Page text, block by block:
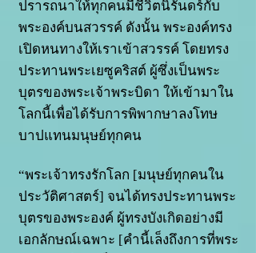
ปรารถนาให้ทุกคนมีชีวิตนิรันดร์กับ
พระองค์บนสวรรค์ ดังนั้น พระองค์ทรง
เปิดหนทางให้เราเข้าสวรรค์ โดยทรง
ประทานพระเยซูคริสต์ ผู้ซึ่งเป็นพระ
บุตรของพระเจ้าพระบิดา ให้เข้ามาใน
โลกนี้เพื่อได้รับการพิพากษาลงโทษ
บาปแทนมนุษย์ทุกคน
“พระเจ้าทรงรักโลก [มนุษย์ทุกคนใน
ประวัติศาสตร์] จนได้ทรงประทานพระ
บุตรของพระองค์ ผู้ทรงบังเกิดอย่างมี
เอกลักษณ์เฉพาะ [คำนี้เล็งถึงการที่พระ